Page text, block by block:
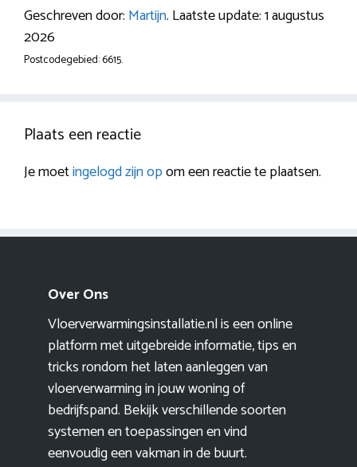
Geschreven door: Martijn. Laatste update: 1 augustus
2026
Postcodegebied: 6615.
Plaats een reactie
Je moetingelogd zijn opom een reactie te plaatsen.
Over Ons
Vloerverwarmingsinstallatie.nl is een online
platform met uitgebreide informatie, tips en
tricks rondom het laten aanleggen van
vloerverwarming in jouw woning of
bedrijfspand. Bekijk verschillende soorten
systemen en toepassingen en vind
eenvoudig een vakman in de buurt.